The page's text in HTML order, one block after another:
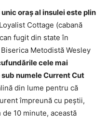
oraș al insulei este plin
Cottage (cabană
fugit din state în
Metodistă Wesley
cele mai
numele Current Cut
din lume pentru că
împreună cu peștii,
10 minute, această